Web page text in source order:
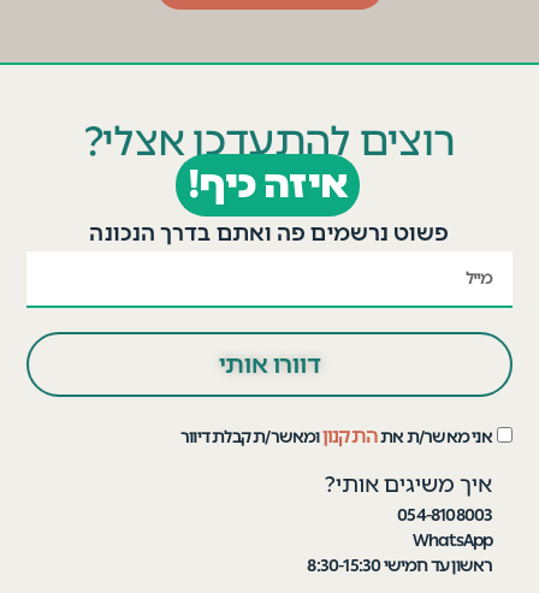
איך משיגים אותי?
054-8108003
WhatsApp
ראשון עד חמישי 8:30-15:30
רוצים להתעדכן אצלי?
איזה כיף!
פשוט נרשמים פה ואתם בדרך הנכונה
אני מאשר/ת אתהתקנוןומאשר/ת קבלת דיוור
דוורו אותי